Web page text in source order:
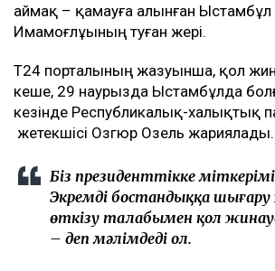
аймақ – қамауға алынған Ыстамбұл
Имамоғлұының туған жері.
T24 порталының жазуынша, қол
кеше, 29 наурызда Ыстамбұлда
кезінде Республикалық-халықтық
жетекшісі Озгюр Озель жариялады.
Біз президенттікке
Экремді бостандыққа шығару
өткізу талабымен қол
– деп мәлімдеді ол.